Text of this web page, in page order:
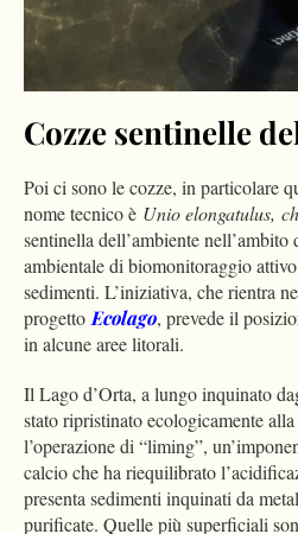
Cozze sentinelle
Poi ci sono le cozze, in particolare
nome tecnico è Unio elongatulus,
sentinella dell’ambiente nell’ambito
ambientale di biomonitoraggio
sedimenti. L’iniziativa, che rientra
progetto Ecolago, prevede il
in alcune aree litorali.
Il Lago d’Orta, a lungo inquinato
stato ripristinato ecologicamente
l’operazione di “liming”,
calcio che ha riequilibrato
presenta sedimenti inquinati da
purificate. Quelle più superficiali